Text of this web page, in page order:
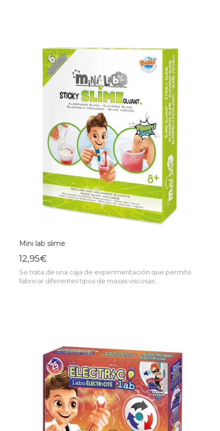
Mini lab slime
12,95€
Se trata de una caja de experimentación que permite
fabricar diferentes tipos de masas viscosas...